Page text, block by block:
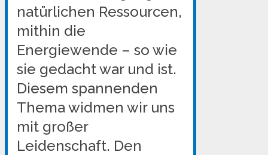
natürlichen Ressourcen,
mithin die
Energiewende – so wie
sie gedacht war und ist.
Diesem spannenden
Thema widmen wir uns
mit großer
Leidenschaft. Den